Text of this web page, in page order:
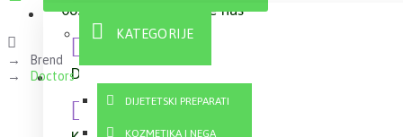
063 10 21 100 Pozovite nas
Dostava
KATEGORIJE
DIJETETSKI PREPARATI
KOZMETIKA I NEGA
Brend
Doctors